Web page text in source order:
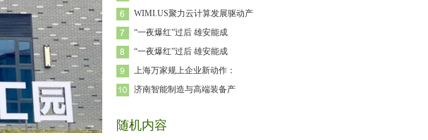
WIMI.US聚力云计算发展驱动产
“一夜爆红”过后 雄安能成
“一夜爆红”过后 雄安能成
上海万家规上企业新动作：
济南智能制造与高端装备产
随机内容